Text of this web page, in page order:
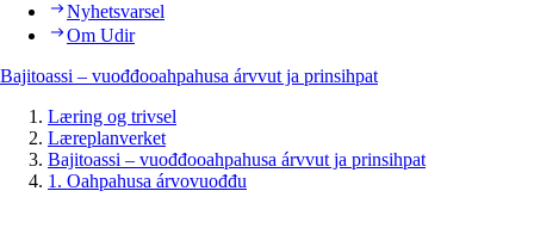
Nyhetsvarsel
Om Udir
Bajitoassi – vuođđooahpahusa árvvut ja prinsihpat
Læring og trivsel
Læreplanverket
Bajitoassi – vuođđooahpahusa árvvut ja prinsihpat
1. Oahpahusa árvovuođđu